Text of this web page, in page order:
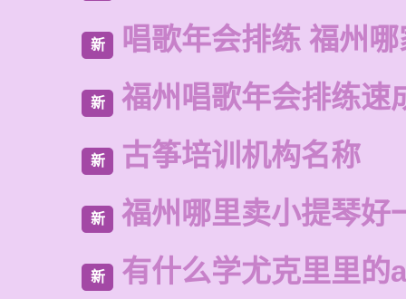
新 唱歌年会排练 福州
新 福州唱歌年会排练速
新 古筝培训机构名称
新 福州哪里卖小提琴好
新 有什么学尤克里里的